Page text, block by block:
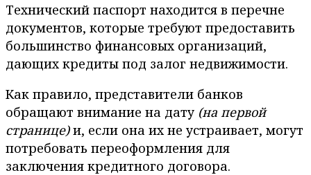
Технический паспорт находится в перечне
документов, которые требуют предоставить
большинство финансовых организаций,
дающих кредиты под залог недвижимости.
Как правило, представители банков
обращают внимание на дату (на первой
странице)и, если она их не устраивает, могут
потребовать переоформления для
заключения кредитного договора.